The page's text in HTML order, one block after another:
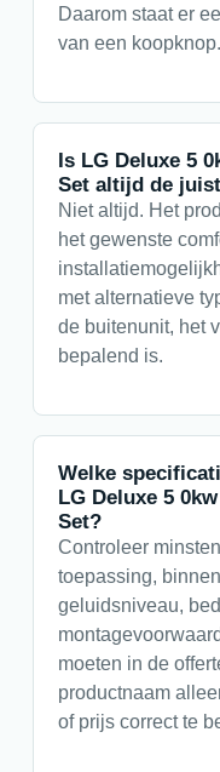
Daarom staat er
van een koopknop.
Is LG Deluxe 5
Set altijd de
Niet altijd. Het
het gewenste
met alternatieve
de buitenunit, het
bepalend is.
Welke
LG Deluxe 5
Set?
Controleer
toepassing,
geluidsniveau,
moeten in de
productnaam
of prijs correct te